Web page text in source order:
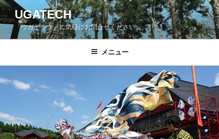
コ
ン
ン
キ
プ
UGATECH
「ウガテック」に気軽にお問合せください。
メニュー